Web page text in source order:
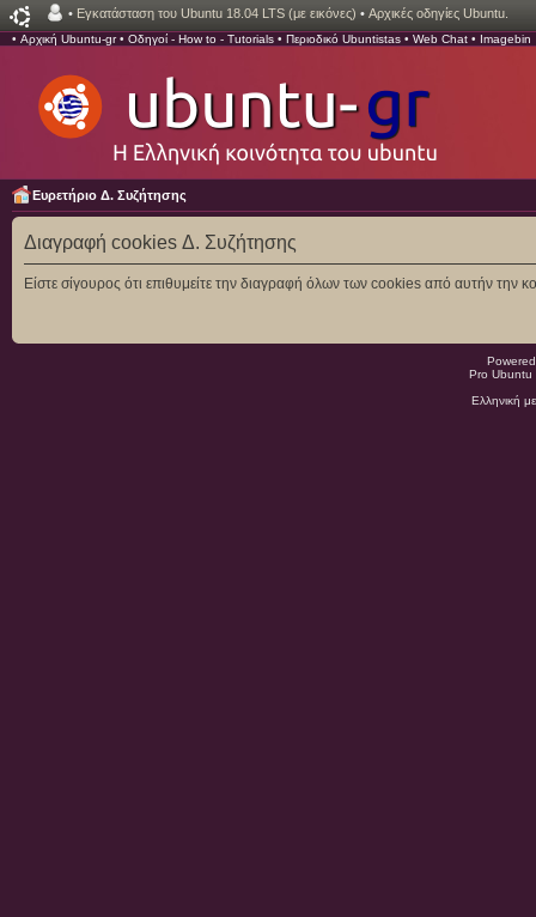
• Εγκατάσταση του Ubuntu 18.04 LTS (με εικόνες) • Αρχικές οδηγίες Ubuntu.
• Αρχική Ubuntu-gr• Οδηγοί - How to - Tutorials • Περιοδικό Ubuntistas • Web Chat • Imagebin
Ευρετήριο Δ. Συζήτησης
Διαγραφή cookies Δ. Συζήτησης
Είστε σίγουρος ότι επιθυμείτε την διαγραφή όλων των cookies από αυτήν την
Pro
Ελληνική